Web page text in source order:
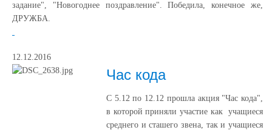
задание", "Новогоднее поздравление". Победила, конечное же,
ДРУЖБА.
12.12.2016
Час кода
С 5.12 по 12.12 прошла акция "Час кода",
в которой приняли участие как учащиеся
среднего и сташего звена, так и учащиеся